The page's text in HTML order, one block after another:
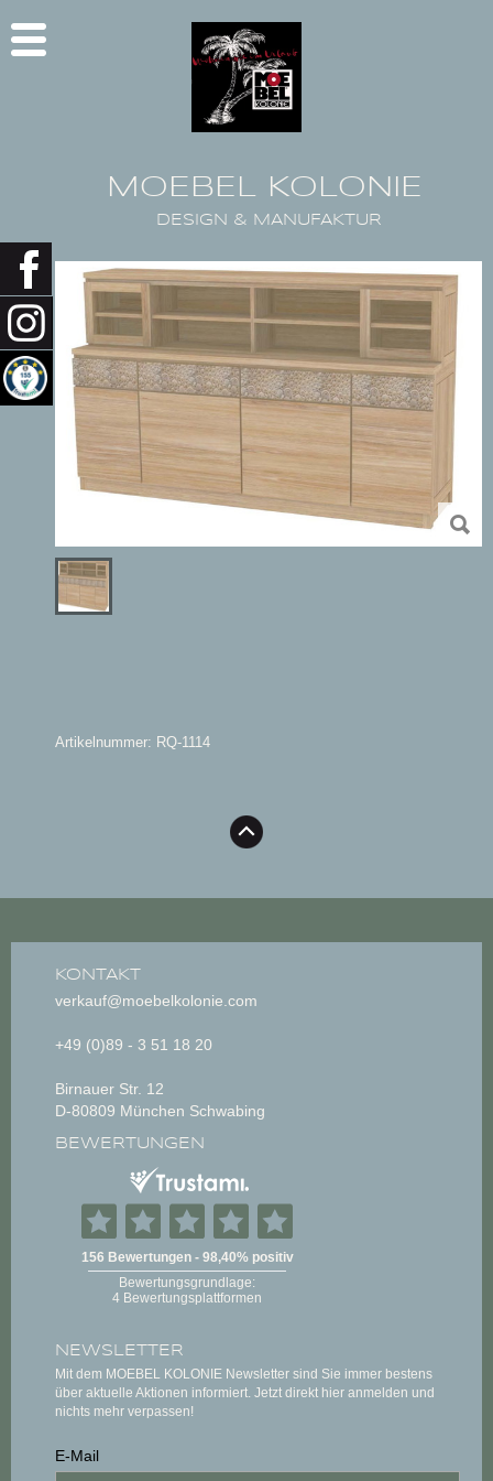
MOEBEL KOLONIE
DESIGN & MANUFAKTUR
Artikelnummer: RQ-1114
KONTAKT
verkauf@moebelkolonie.com
+49 (0)89 - 3 51 18 20
Birnauer Str. 12
D-80809 München Schwabing
BEWERTUNGEN
NEWSLETTER
Mit dem MOEBEL KOLONIE Newsletter sind Sie immer bestens
über aktuelle Aktionen informiert. Jetzt direkt hier anmelden und
nichts mehr verpassen!
E-Mail